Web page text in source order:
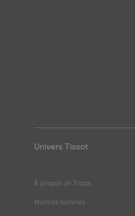
Univers Tissot
À propos de Tissot
Montres hommes